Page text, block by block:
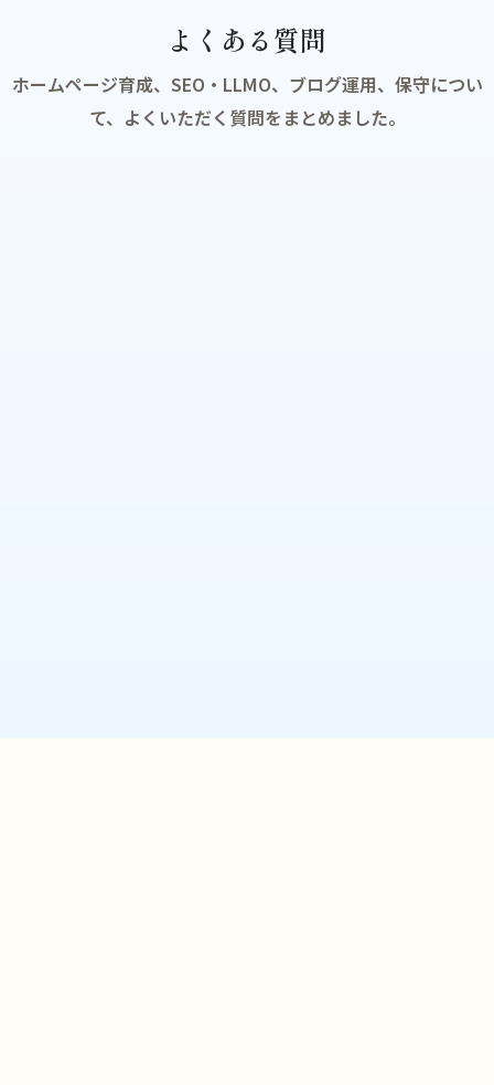
よくある質問
ホームページ育成、SEO・LLMO、ブログ運用、保守につい
て、よくいただく質問をまとめました。